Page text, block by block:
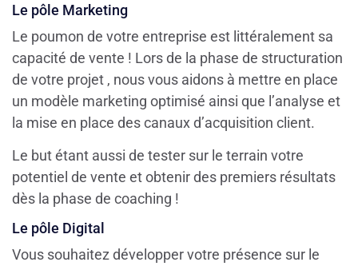
Le pôle Marketing
Le poumon de votre entreprise est littéralement sa
capacité de vente ! Lors de la phase de structuration
de votre projet , nous vous aidons à mettre en place
un modèle marketing optimisé ainsi que l’analyse et
la mise en place des canaux d’acquisition client.
Le but étant aussi de tester sur le terrain votre
potentiel de vente et obtenir des premiers résultats
dès la phase de coaching !
Le pôle Digital
Vous souhaitez développer votre présence sur le